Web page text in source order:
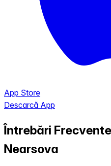
App Store
Descarcă App
Întrebări
Nearsova